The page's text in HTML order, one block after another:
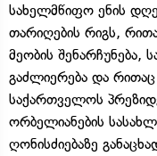
სახელმწიფო ენის დღე
თარიღების რიგს,
მეობის შენარჩუნება,
გაძლიერება და
საქართველოს
ორბელიანების
ღონისძიებაზე